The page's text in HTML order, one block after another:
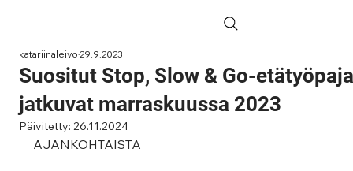
Suositut Stop, Slow & Go-
jatkuvat marraskuussa 2023
katariinaleivo29.9.2023
Päivitetty:26.11.2024
AJANKOHTAISTA